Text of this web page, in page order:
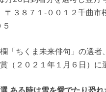
３８７１‐００１２千曲市
「ちくま未来俳句」の選
（２０２１年１月６日）に